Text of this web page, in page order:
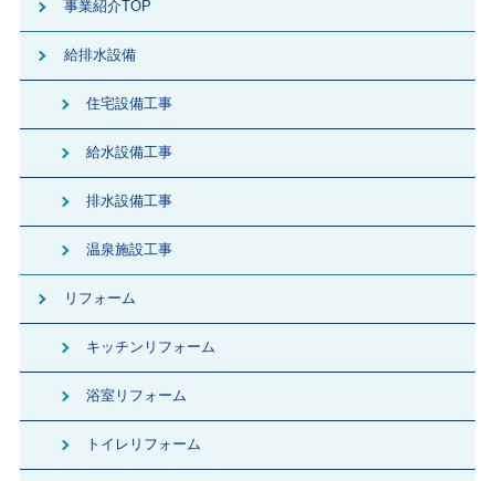
事業紹介TOP
給排水設備
住宅設備工事
給水設備工事
排水設備工事
温泉施設工事
リフォーム
キッチンリフォーム
浴室リフォーム
トイレリフォーム